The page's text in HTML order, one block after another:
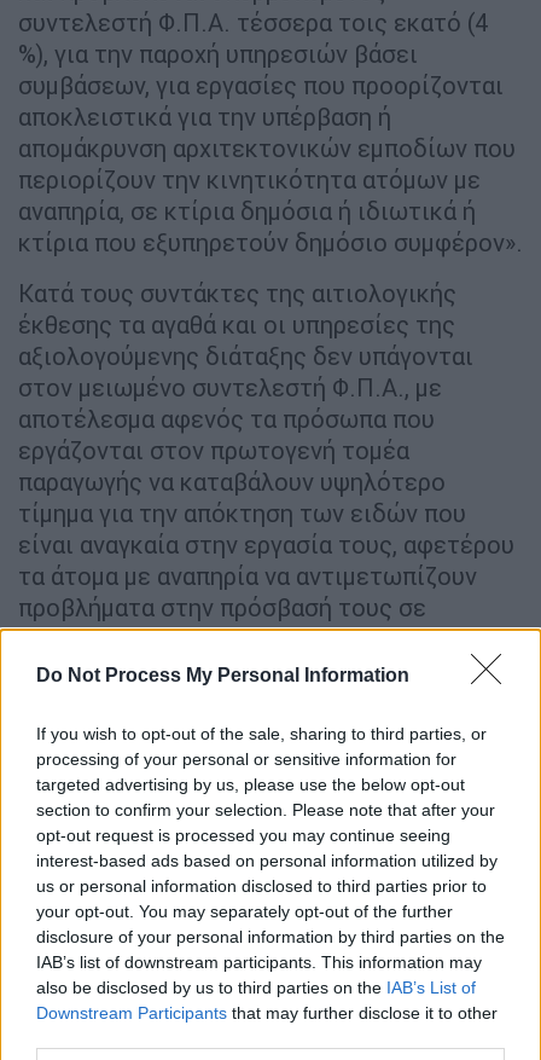
Do Not Process My Personal Information
If you wish to opt-out of the sale, sharing to third parties, or
processing of your personal or sensitive information for
targeted advertising by us, please use the below opt-out
section to confirm your selection. Please note that after your
opt-out request is processed you may continue seeing
interest-based ads based on personal information utilized by
us or personal information disclosed to third parties prior to
your opt-out. You may separately opt-out of the further
disclosure of your personal information by third parties on the
IAB’s list of downstream participants. This information may
also be disclosed by us to third parties on the IAB’s List of
Downstream Participants that may further disclose it to other
συντελεστή Φ.Π.Α. τέσσερα τοις εκατό (4
%), για την παροχή υπηρεσιών βάσει
συμβάσεων, για εργασίες που προορίζονται
αποκλειστικά για την υπέρβαση ή
απομάκρυνση αρχιτεκτονικών εμποδίων που
περιορίζουν την κινητικότητα ατόμων με
αναπηρία, σε κτίρια δημόσια ή ιδιωτικά ή
κτίρια που εξυπηρετούν δημόσιο συμφέρον».
Κατά τους συντάκτες της αιτιολογικής
έκθεσης τα αγαθά και οι υπηρεσίες της
αξιολογούμενης διάταξης δεν υπάγονται
στον μειωμένο συντελεστή Φ.Π.Α., με
αποτέλεσμα αφενός τα πρόσωπα που
εργάζονται στον πρωτογενή τομέα
παραγωγής να καταβάλουν υψηλότερο
τίμημα για την απόκτηση των ειδών που
είναι αναγκαία στην εργασία τους, αφετέρου
τα άτομα με αναπηρία να αντιμετωπίζουν
προβλήματα στην πρόσβασή τους σε
δημόσια, ιδιωτικά κτίρια και κτίρια που
εξυπηρετούντο δημόσιο συμφέρον.
Η προτεινόμενη διάταξη έχει ως εξης
Άρθρο 2
Συντελεστές Φόρου Προστιθέμενης Αξίας -
Τροποποίηση παρ. 1 άρθρου 21, προσθήκη
παρ. 55 στο Κεφάλαιο Α και προσθήκη παρ.
11 στο Κεφάλαιο Β του Παραρτήματος III του
Κώδικα Φόρου Προστιθέμενης Αξίας Στην
παρ. 1 του άρθρου 21 του Κώδικα Φόρου
Προστιθέμενης Αξίας (Φ.Π.Α. - ν. 2859/2000,
Α' 248), α) στο δεύτερο εδάφιο διαγράφονται